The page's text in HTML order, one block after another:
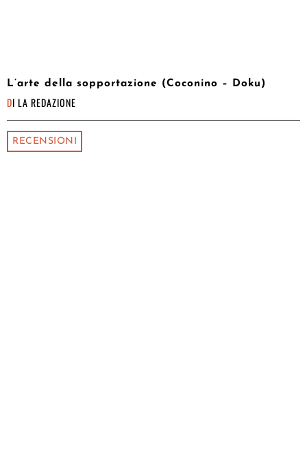
L’arte della sopportazione (Coconino – Doku)
DI LA REDAZIONE
RECENSIONI